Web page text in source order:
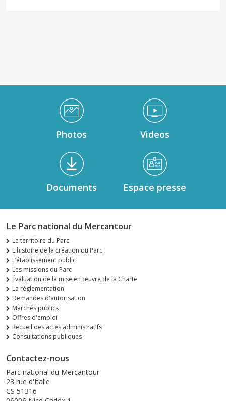
Médiathèque Footer
Photos Videos
Documents Espace presse
Le Parc national du Mercantour
Le territoire du Parc
L'histoire de la création du Parc
L’établissement public
Les missions du Parc
Évaluation de la mise en œuvre de la Charte
La réglementation
Demandes d'autorisation
Marchés publics
Offres d'emploi
Recueil des actes administratifs
Consultations publiques
Contactez-nous
Parc national du Mercantour
23 rue d'Italie
CS 51316